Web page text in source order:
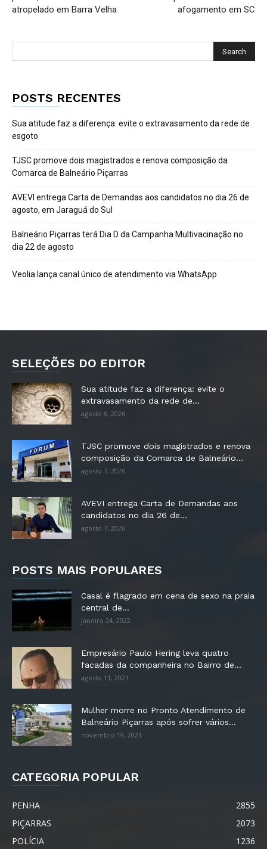
atropelado em Barra Velha
afogamento em SC
POSTS RECENTES
Sua atitude faz a diferença: evite o extravasamento da rede de
esgoto
TJSC promove dois magistrados e renova composição da
Comarca de Balneário Piçarras
AVEVI entrega Carta de Demandas aos candidatos no dia 26 de
agosto, em Jaraguá do Sul
Balneário Piçarras terá Dia D da Campanha Multivacinação no
dia 22 de agosto
Veolia lança canal único de atendimento via WhatsApp
SELEÇÕES DO EDITOR
Sua atitude faz a diferença: evite o
extravasamento da rede de...
agosto 8, 2026
TJSC promove dois magistrados e renova
composição da Comarca de Balneário...
agosto 7, 2026
AVEVI entrega Carta de Demandas aos
candidatos no dia 26 de...
agosto 7, 2026
POSTS MAIS POPULARES
Casal é flagrado em cena de sexo na praia
central de...
janeiro 24, 2022
Empresário Paulo Hering leva quatro
facadas da companheira no Bairro de...
agosto 11, 2021
Mulher morre no Pronto Atendimento de
Balneário Piçarras após sofrer vários...
novembro 19, 2021
CATEGORIA POPULAR
PENHA
2855
PIÇARRAS
2073
POLÍCIA
1236